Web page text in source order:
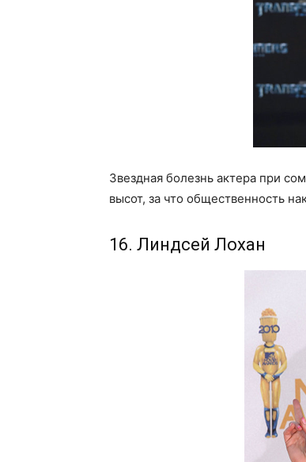
Звездная болезнь актера при
высот, за что общественность
16. Линдсей Лохан